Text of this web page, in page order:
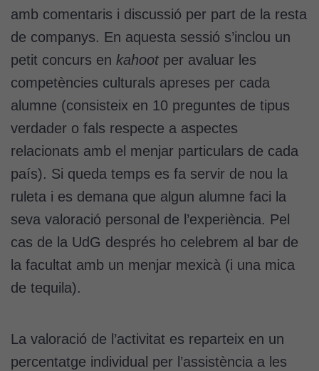
amb comentaris i discussió per part de la resta
de companys. En aquesta sessió s’inclou un
petit concurs en kahoot per avaluar les
competències culturals apreses per cada
alumne (consisteix en 10 preguntes de tipus
verdader o fals respecte a aspectes
relacionats amb el menjar particulars de cada
país). Si queda temps es fa servir de nou la
ruleta i es demana que algun alumne faci la
seva valoració personal de l’experiència. Pel
cas de la UdG després ho celebrem al bar de
la facultat amb un menjar mexicà (i una mica
de tequila).
La valoració de l’activitat es reparteix en un
percentatge individual per l’assistència a les
tècniques
Aquestes
cookies no
són
opcionals.
Són
necessàries
perquè el
lloc web
funcioni.
cookies de
Google